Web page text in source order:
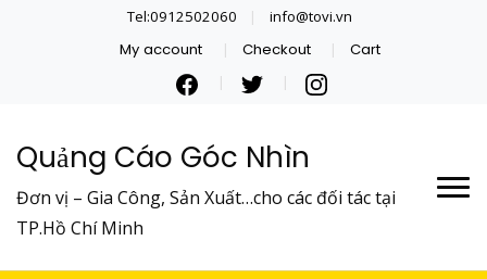
Tel:0912502060 info@tovi.vn
My account Checkout Cart
Quảng Cáo Góc Nhìn
Đơn vị – Gia Công, Sản Xuất…cho các đối tác tại
TP.Hồ Chí Minh